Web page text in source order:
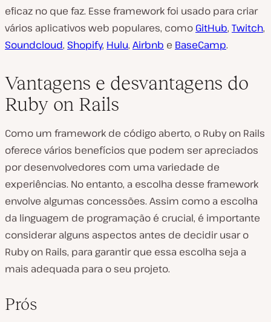
eficaz no que faz. Esse framework foi usado para criar
vários aplicativos web populares, como GitHub, Twitch,
Soundcloud, Shopify, Hulu, Airbnb e BaseCamp.
Vantagens e desvantagens do
Ruby on Rails
Como um framework de código aberto, o Ruby on Rails
oferece vários benefícios que podem ser apreciados
por desenvolvedores com uma variedade de
experiências. No entanto, a escolha desse framework
envolve algumas concessões. Assim como a escolha
da linguagem de programação é crucial, é importante
considerar alguns aspectos antes de decidir usar o
Ruby on Rails, para garantir que essa escolha seja a
mais adequada para o seu projeto.
Prós